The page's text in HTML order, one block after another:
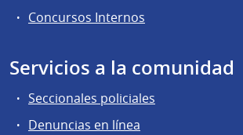
Concursos Internos
Servicios a la comunidad
Seccionales policiales
Denuncias en línea